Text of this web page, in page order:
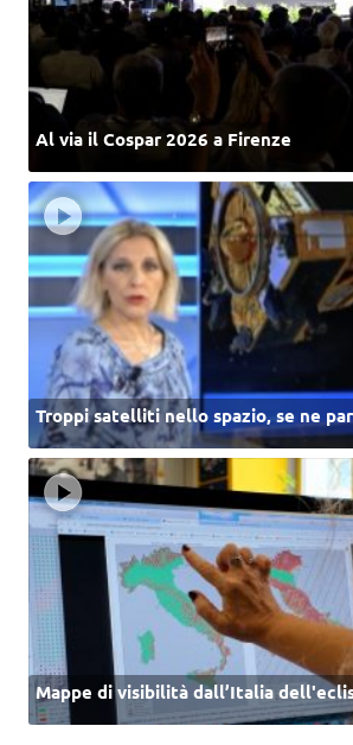
Al via il Cospar 2026 a Firenze
Troppi satelliti nello spazio, se ne
Mappe di visibilità dall’Italia